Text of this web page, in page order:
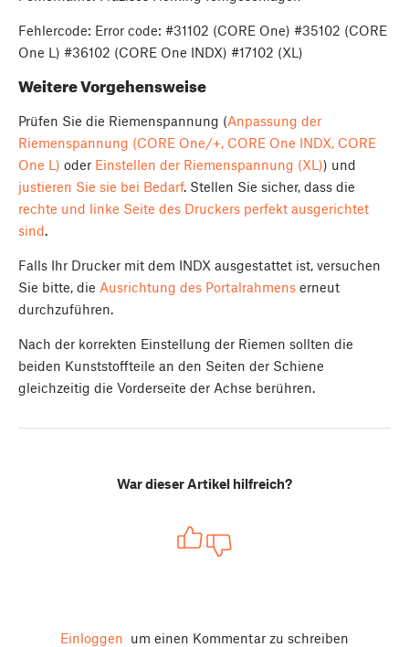
Fehlercode: Error code: #31102 (CORE One) #35102 (CORE
One L) #36102 (CORE One INDX) #17102 (XL)
Weitere Vorgehensweise
Prüfen Sie die Riemenspannung (Anpassung der
Riemenspannung (CORE One/+, CORE One INDX, CORE
One L) oder Einstellen der Riemenspannung (XL)) und
justieren Sie sie bei Bedarf. Stellen Sie sicher, dass die
rechte und linke Seite des Druckers perfekt ausgerichtet
sind.
Falls Ihr Drucker mit dem INDX ausgestattet ist, versuchen
Sie bitte, die Ausrichtung des Portalrahmens erneut
durchzuführen.
Nach der korrekten Einstellung der Riemen sollten die
beiden Kunststoffteile an den Seiten der Schiene
gleichzeitig die Vorderseite der Achse berühren.
War dieser Artikel hilfreich?
Einloggen um einen Kommentar zu schreiben